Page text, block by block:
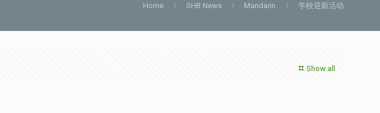
Home SHB News Mandarin 学校迎新活动
Show all